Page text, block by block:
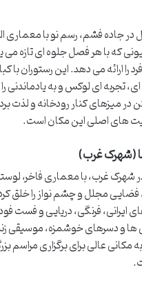
در جاده فشم، رسم نو با معماری
که با هر فصل جلوه ای تازه
را ارائه می دهد. این رستوران
تجربه ای لوکس و به
در میزهای کنار رودخانه و لذت
های اصلی این مکان است.
(شهرک غرب)
شهرک غرب، با معماری فاخر،
فضایی مجلل و چشم نواز را خلق
ایرانی، فرنگی، دریایی و فست
و دسرهای خوشمزه، موسیقی
مکانی عالی برای برگزاری